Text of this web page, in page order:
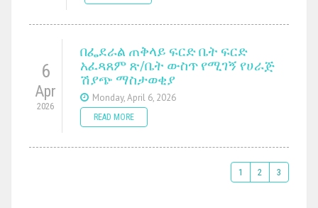
6
Apr
2026
በፌደራል ጠቅላይ ፍርድ ቤት ፍርድ
አፈጻጸም ጽ/ቤት ውስጥ የሚገኝ የሀራጅ
ሽያጭ ማስታወቂያ
Monday, April 6, 2026
READ MORE
1 2 3